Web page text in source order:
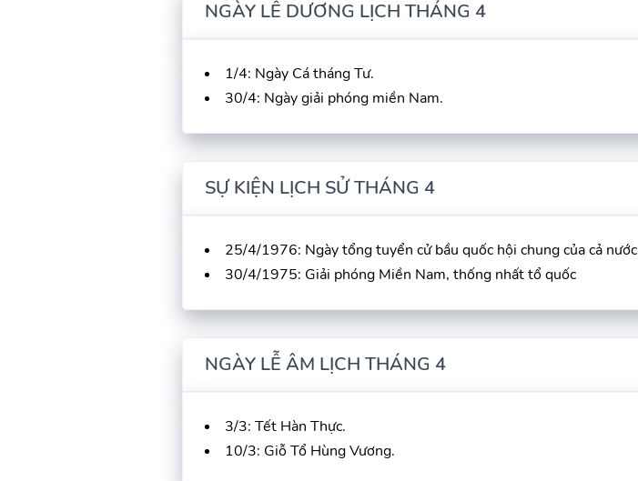
NGÀY LỄ DƯƠNG LỊCH THÁNG 4
1/4: Ngày Cá tháng Tư.
30/4: Ngày giải phóng miền Nam.
SỰ KIỆN LỊCH SỬ THÁNG 4
25/4/1976: Ngày tổng tuyển cử bầu quốc hội chung của cả nước
30/4/1975: Giải phóng Miền Nam, thống nhất tổ quốc
NGÀY LỄ ÂM LỊCH THÁNG 4
3/3: Tết Hàn Thực.
10/3: Giỗ Tổ Hùng Vương.